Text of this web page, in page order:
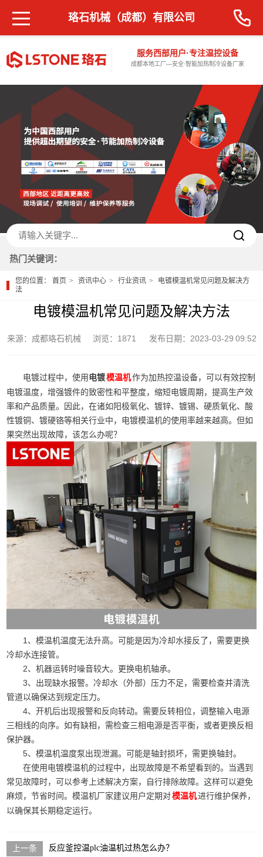
服务西部用户·专注温控设备
成都本地工厂—安全·智能加热制冷设备厂家
珞石机械（成都）有限公司
热门关键词：
您的位置：首页 资讯中心 行业资讯
电镀模温机常见问题及解决方
法
电镀模温机常见问题及解决方法
来源：成都珞石机械 浏览：1871 发布日期：2023-03-29 09:52
电镀过程中，使用 电镀模温机作为加热控温设备，可以有效控制
电镀温度，增强镀件的致密性和平整度，缩短电镀周期，提高生产效
率和产品质量。因此，在诸如阳极氧化、镀锌、镀锡、硬质氧化、酸
性镀铜、镀硬铬等相关行业中，电镀模温机的使用率越来越高。但如
果突然出现故障，该怎么办呢？
1、模温机温度无法升高。可能是因为冷却水接反了，需要更换
冷却水连接管。
2、机器运转时噪音较大。更换电机轴承。
3、出现缺水报警。冷却水（外部）压力不足，需要检查并清洗
管道以确保达到规定压力。
4、开机后出现报警和反向转动。需要反转相位，调整输入电源
三相线的向序。如有缺相，需检查三相电源是否平衡，或者更换反相
保护器。
5、模温机温度泵出现泄漏。可能是轴封损坏，需更换轴封。
在使用电镀模温机的过程中，出现故障是不希望看到的。当遇到
常见故障时，可以参考上述解决方案，自行排除故障。这样可以避免
麻烦，节省时间。模温机厂家建议用户定期对模温机进行维护保养，
以确保其长期稳定运行。
反应釜控温plc油温机过热怎么办？